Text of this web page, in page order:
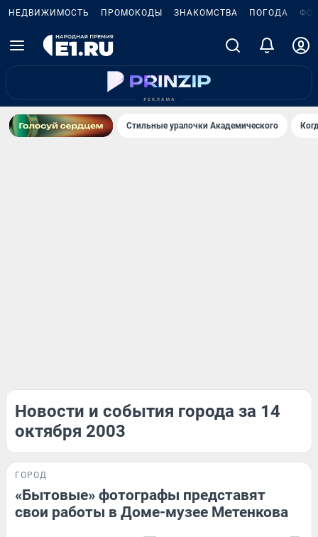
НЕДВИЖИМОСТЬ ПРОМОКОДЫ ЗНАКОМСТВА ПОГОДА
Стильные уралочки Академического
Новости и события города за 14
октября 2003
ГОРОД
«Бытовые» фотографы представят
свои работы в Доме-музее Метенкова